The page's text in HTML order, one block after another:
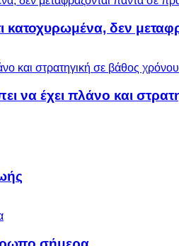
δεν
να έχει πλάνο και